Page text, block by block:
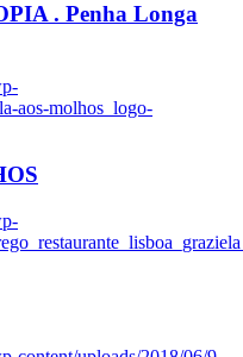
. Penha Longa
aos-molhos_logo-